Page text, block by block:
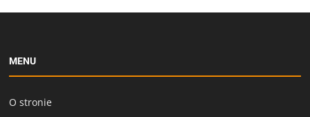
MENU
O stronie